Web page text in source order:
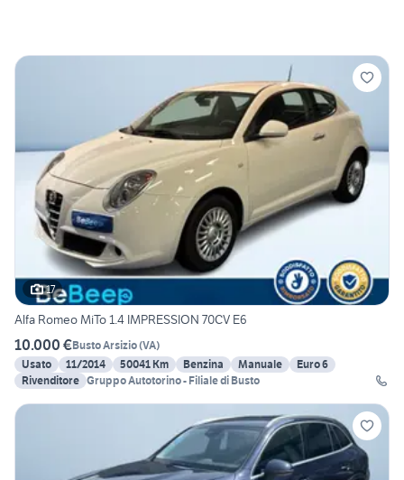
17
Alfa Romeo MiTo 1.4 IMPRESSION 70CV E6
10.000 €Busto Arsizio(VA)
Usato
11/2014 50041 Km Benzina Manuale
Euro 6
Rivenditore Gruppo Autotorino - Filiale di Busto